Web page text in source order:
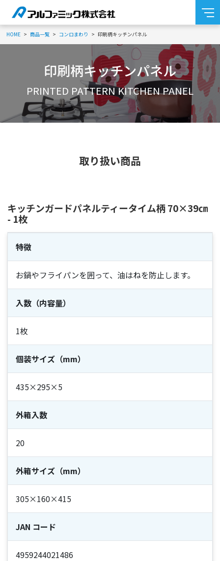
HOME 商品一覧 コンロまわり 印刷柄キッチンパネル
印刷柄キッチンパネル
PRINTED PATTERN KITCHEN PANEL
取り扱い商品
キッチンガードパネルティータイム柄 70×39㎝
- 1枚
特徴
お鍋やフライパンを囲って、油はねを防止します。
入数（内容量）
1枚
個装サイズ（mm）
435×295×5
外箱入数
20
外箱サイズ（mm）
305×160×415
JAN コード
4959244021486